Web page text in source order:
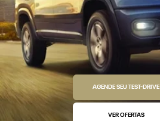
AGENDE SEU TEST-DRIVE
VER OFERTAS